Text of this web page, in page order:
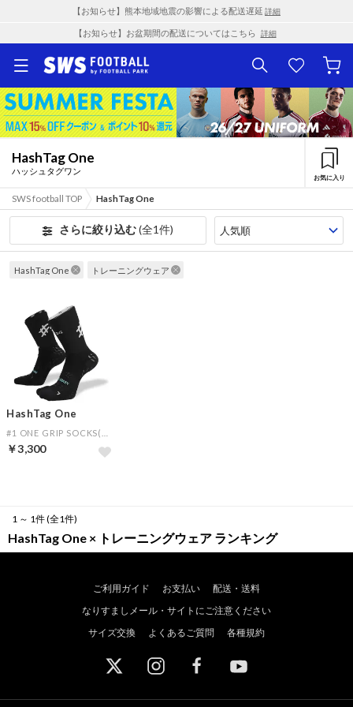
【お知らせ】熊本地域地震の影響による配送遅延 詳細
【お知らせ】お盆期間の配送についてはこちら 詳細
HashTag One
ハッシュタグワン
お気に入り
SWS football TOP HashTag One
さらに絞り込む(全1件)
HashTag One トレーニングウェア
HashTag One
￥3,300
1 ～ 1件 (全1件)
HashTag One × トレーニングウェア ランキング
ご利用ガイド お支払い
配送・送料
なりすましメール・サイトにご注意ください
サイズ交換
よくあるご質問 各種規約